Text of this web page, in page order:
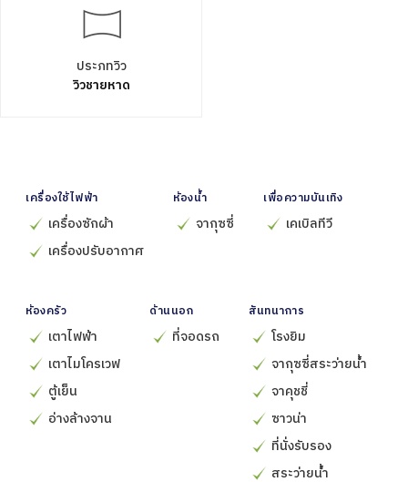
ประภทวิว
วิวชายหาด
เครื่องใช้ไฟฟ้า
เครื่องซักผ้า
เครื่องปรับอากาศ
ห้องน้ำ
จากุซซี่
เพื่อความบันเทิง
เคเบิลทีวี
ห้องครัว
เตาไฟฟ้า
เตาไมโครเวฟ
ตู้เย็น
อ่างล้างจาน
ด้านนอก
ที่จอดรถ
สันทนาการ
โรงยิม
จากุซซี่สระว่ายน้ำ
จาคุชชี่
ซาวน่า
ที่นั่งรับรอง
สระว่ายน้ำ